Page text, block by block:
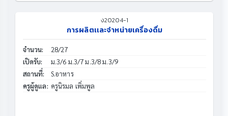
ง20204-1
การผลิตเเละจำหน่ายเครื่องดื่ม
จำนวน:
28/27
เปิดรับ:
ม.3/6 ม.3/7 ม.3/8 ม.3/9
สถานที่:
S.อาหาร
ครูผู้ดูแล: ครูนิรมล เพิ่มพูล